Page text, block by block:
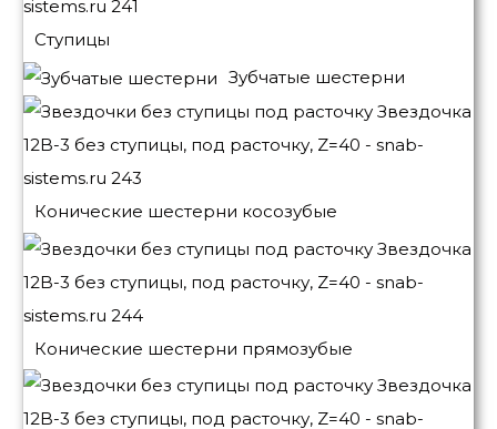
Ступицы
Зубчатые шестерни
Конические шестерни косозубые
Конические шестерни прямозубые